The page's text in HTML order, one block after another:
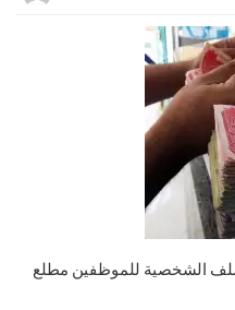
الشخصية للموظفين مطلع